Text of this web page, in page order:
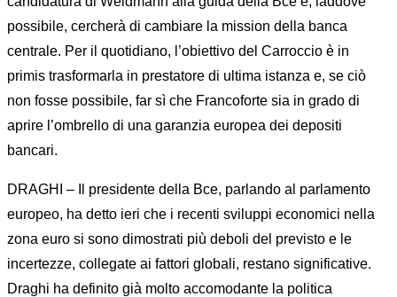
possibile, cercherà di cambiare la mission della banca
centrale. Per il quotidiano, l’obiettivo del Carroccio è in
primis trasformarla in prestatore di ultima istanza e, se ciò
non fosse possibile, far sì che Francoforte sia in grado di
aprire l’ombrello di una garanzia europea dei depositi
bancari.
DRAGHI – Il presidente della Bce, parlando al parlamento
europeo, ha detto ieri che i recenti sviluppi economici nella
zona euro si sono dimostrati più deboli del previsto e le
incertezze, collegate ai fattori globali, restano significative.
Draghi ha definito già molto accomodante la politica